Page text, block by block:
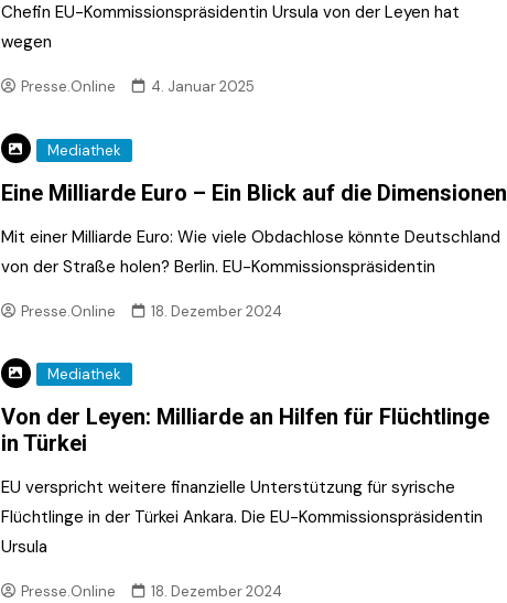
Chefin EU-Kommissionspräsidentin Ursula von der Leyen hat
wegen
Presse.Online 4. Januar 2025
Mediathek
Eine Milliarde Euro – Ein Blick auf die Dimensionen
Mit einer Milliarde Euro: Wie viele Obdachlose könnte Deutschland
von der Straße holen? Berlin. EU-Kommissionspräsidentin
Presse.Online 18. Dezember 2024
Mediathek
Von der Leyen: Milliarde an Hilfen für Flüchtlinge
in Türkei
EU verspricht weitere finanzielle Unterstützung für syrische
Flüchtlinge in der Türkei Ankara. Die EU-Kommissionspräsidentin
Ursula
Presse.Online 18. Dezember 2024